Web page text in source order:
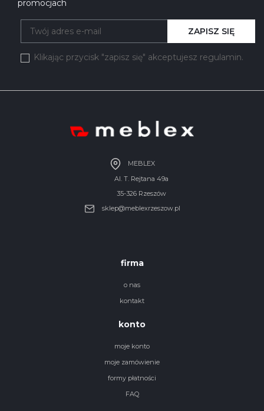
promocjach
Klikając przycisk "zapisz się" akceptujesz regulamin.
ZAPISZ SIĘ
MEBLEX
Al. T. Rejtana 49a
35-326 Rzeszów
sklep@meblexrzeszow.pl
firma
o nas
kontakt
konto
moje konto
moje zamówienie
formy płatności
FAQ